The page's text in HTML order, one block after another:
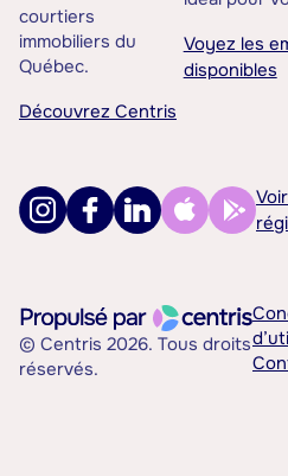
courtiers
immobiliers du
Québec.
Découvrez Centris
Voyez les
disponibles
© Centris 2026. Tous droits
réservés.